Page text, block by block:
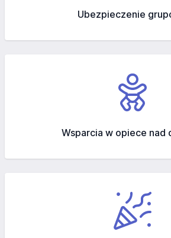
Ubezpieczenie
Wsparcia w opiece nad